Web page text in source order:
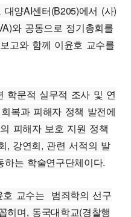
양AI센터(B205)에서 (사)
와 공동으로 정기총회를
고와 함께 이윤호 교수를
학문적 실무적 조사 및 연
복과 피해자 정책 발전에
피해자 보호 지원 정책
, 강연회, 관련 서적의 발
는 학술연구단체이다.
호 교수는 범죄학의 선구
히며, 동국대학교(경찰행